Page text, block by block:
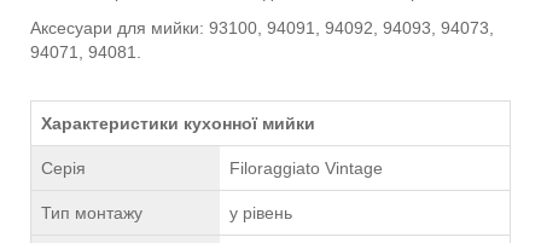
Аксесуари для мийки: 93100, 94091, 94092, 94093, 94073,
94071, 94081.
Характеристики кухонної мийки
Серія Filoraggiato Vintage
Тип монтажу у рівень